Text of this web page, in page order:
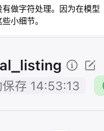
做字符处理。因为在模型
小细节。